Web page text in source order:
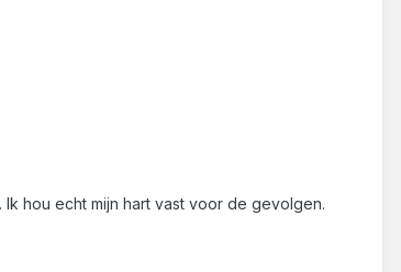
hou echt mijn hart vast voor de gevolgen.